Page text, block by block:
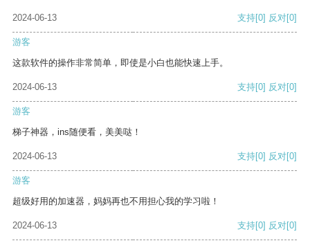
2024-06-13 支持[0] 反对[0]
游客
这款软件的操作非常简单，即使是小白也能快速上手。
2024-06-13 支持[0] 反对[0]
游客
梯子神器，ins随便看，美美哒！
2024-06-13 支持[0] 反对[0]
游客
超级好用的加速器，妈妈再也不用担心我的学习啦！
2024-06-13 支持[0] 反对[0]